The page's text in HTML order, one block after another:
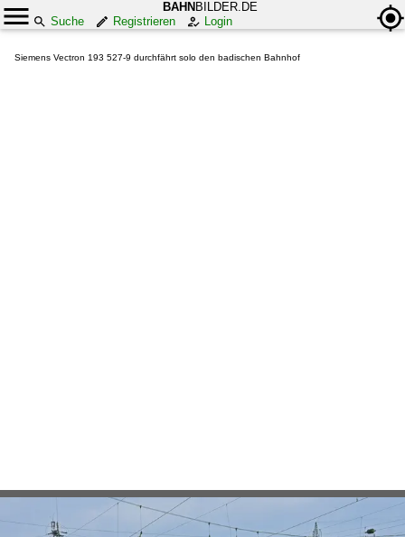
BAHN BILDER.DE
Suche
Registrieren Login
Siemens Vectron 193 527-9 durchfährt solo den badischen Bahnhof